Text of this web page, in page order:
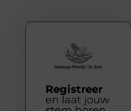
Registreer
en laat jouw